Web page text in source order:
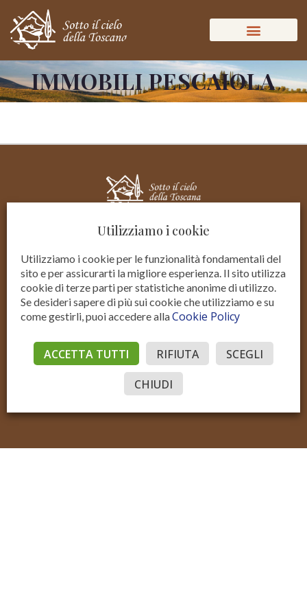
IMMOBILI PESCAIOLA
Residenziale VenditaResidenziale AffittoCommerciale Vendita
Accedi© Sotto il Cielo della ToscanaP.IVA IT02206970515
Sito realizzato con Domyno Accelerator
Utilizziamo i cookie
Utilizziamo i cookie per le funzionalità fondamentali del
sito e per assicurarti la migliore esperienza. Il sito utilizza
cookie di terze parti per statistiche anonime di utilizzo.
Se desideri sapere di più sui cookie che utilizziamo e su
come gestirli, puoi accedere allaCookie Policy
ACCETTA TUTTI RIFIUTA
SCEGLI
CHIUDI